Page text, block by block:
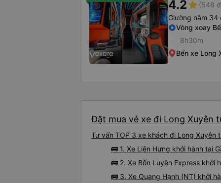
4.2star (548
Giường nằm 34
Vòng xoay
8h30m
Bến xe Long
Đặt mua vé xe đi Long Xuyên
Tư vấn TOP 3 xe khách đi Long
🚌 1. Xe Liên Hưng khởi hành tại
🚌 2. Xe Bốn Luyện Express khởi
🚌 3. Xe Quang Hạnh (NT) khởi